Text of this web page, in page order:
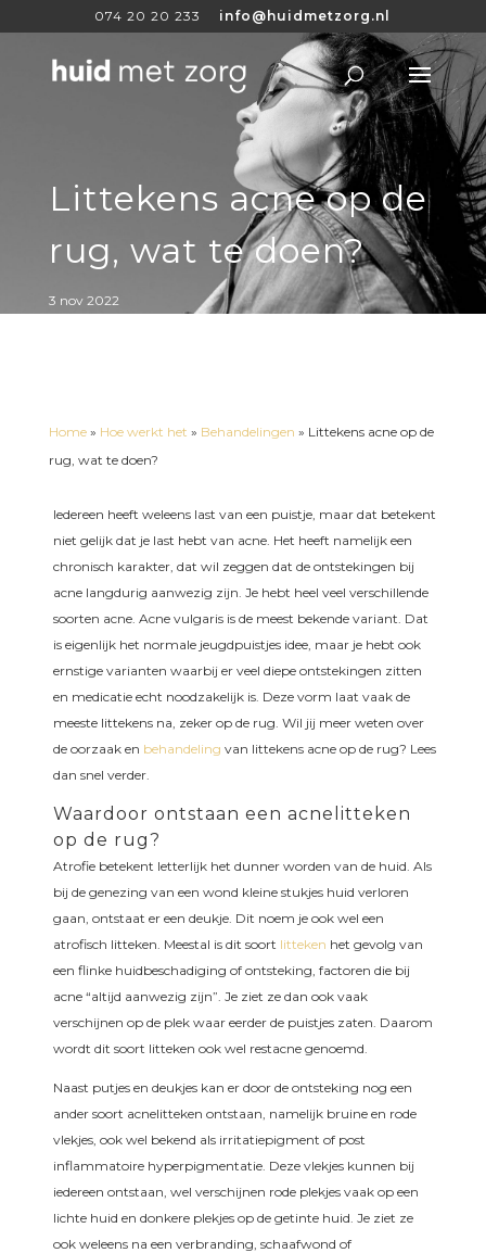
074 20 20 233 info@huidmetzorg.nl
Littekens acne op de
rug, wat te doen?
3 nov 2022
Home» Hoe werkt het » Behandelingen » Littekens acne op de
rug, wat te doen?
Iedereen heeft weleens last van een puistje, maar dat betekent
niet gelijk dat je last hebt van acne. Het heeft namelijk een
chronisch karakter, dat wil zeggen dat de ontstekingen bij
acne langdurig aanwezig zijn. Je hebt heel veel verschillende
soorten acne. Acne vulgaris is de meest bekende variant. Dat
is eigenlijk het normale jeugdpuistjes idee, maar je hebt ook
ernstige varianten waarbij er veel diepe ontstekingen zitten
en medicatie echt noodzakelijk is. Deze vorm laat vaak de
meeste littekens na, zeker op de rug. Wil jij meer weten over
de oorzaak en behandeling van littekens acne op de rug? Lees
dan snel verder.
Waardoor ontstaan een acnelitteken
op de rug?
Atrofie betekent letterlijk het dunner worden van de huid. Als
bij de genezing van een wond kleine stukjes huid verloren
gaan, ontstaat er een deukje. Dit noem je ook wel een
atrofisch litteken. Meestal is dit soort litteken het gevolg van
een flinke huidbeschadiging of ontsteking, factoren die bij
acne “altijd aanwezig zijn”. Je ziet ze dan ook vaak
verschijnen op de plek waar eerder de puistjes zaten. Daarom
wordt dit soort litteken ook wel restacne genoemd.
Naast putjes en deukjes kan er door de ontsteking nog een
ander soort acnelitteken ontstaan, namelijk bruine en rode
vlekjes, ook wel bekend als irritatiepigment of post
inflammatoire hyperpigmentatie. Deze vlekjes kunnen bij
iedereen ontstaan, wel verschijnen rode plekjes vaak op een
lichte huid en donkere plekjes op de getinte huid. Je ziet ze
ook weleens na een verbranding, schaafwond of